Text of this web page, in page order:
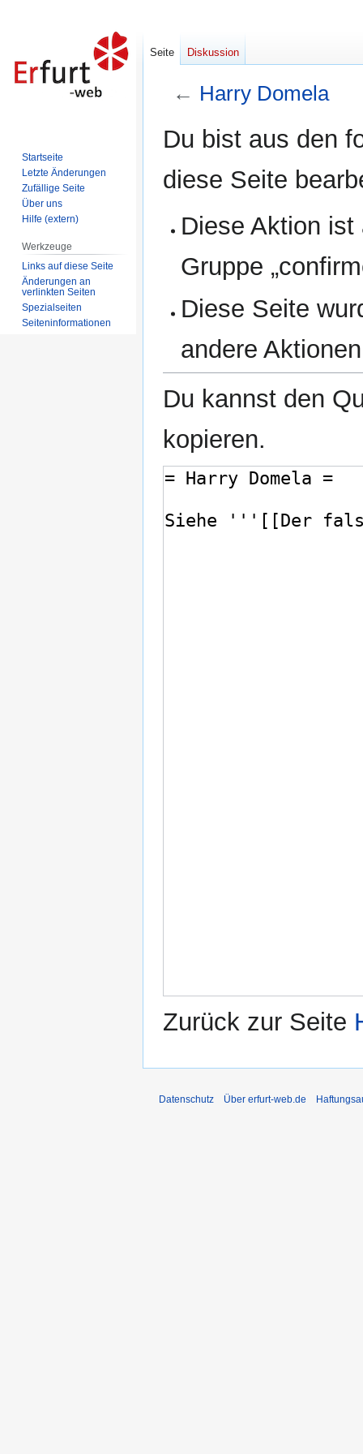
← Harry Domela
Zur
Navigation
Zur
Suche
Du bist aus den
diese Seite
Diese Aktion
Gruppe
Diese Seite
andere
Du kannst den
kopieren.
Zurück zur Seite
Seite Diskussion
Startseite
Letzte Änderungen
Zufällige Seite
Über uns
Hilfe (extern)
Werkzeuge
Links auf diese Seite
Änderungen an
verlinkten Seiten
Spezialseiten
Seiten­informationen
Datenschutz Über erfurt-web.de